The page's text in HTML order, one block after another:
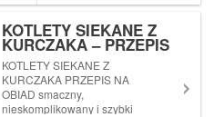
KOTLETY SIEKANE Z
KURCZAKA – PRZEPIS
NA OBIAD
KOTLETY SIEKANE Z
KURCZAKA PRZEPIS NA
OBIAD smaczny,
nieskomplikowany i szybki